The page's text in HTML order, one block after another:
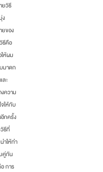
ยวิธี
ง
ยของ
ธีคือ
ห้ผม
มาดก
ละ
ความ
ให้กับ
กครั้ง
ธีที่
ำให้ทำ
คู่กัน
การ